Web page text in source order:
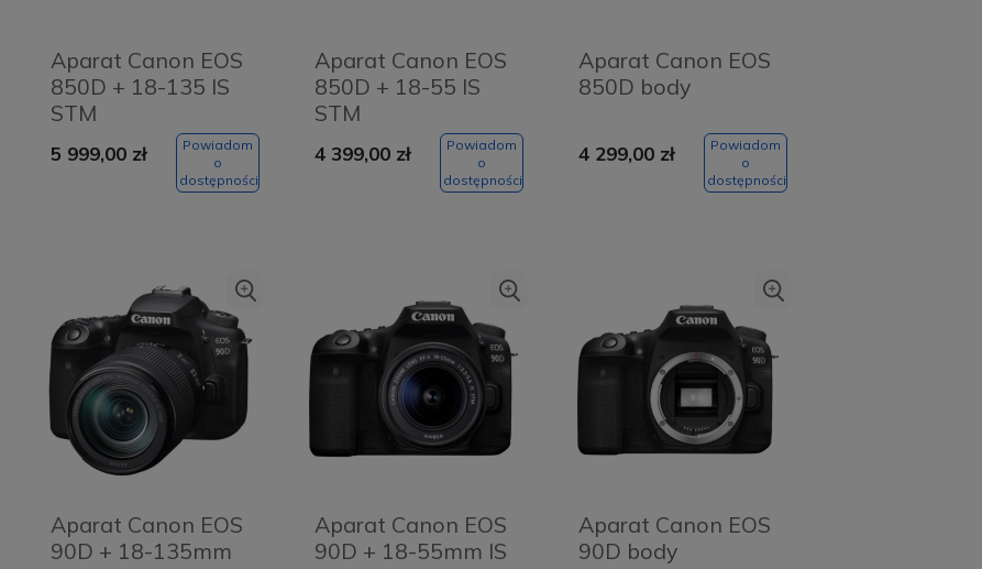
oklejanie prywatyzującą
folią ochronną
PanzerGlass - ekran
smartfona
104,30 zł
koszyka
Abee Sonic ST White
134,00 zł
179,00 zł
koszyka
Abee Sonic ST Ultra
126,00 zł
169,00 zł
Do
koszyka
Aparat Canon EOS
850D + 18-135 IS
STM
5 999,00 zł
Powiadom
o
dostępności
Aparat Canon EOS
850D + 18-55 IS
STM
4 399,00 zł
Powiadom
o
dostępności
Aparat Canon EOS
850D body
4 299,00 zł
Powiadom
o
dostępności
Aparat Canon EOS
90D + 18-135mm
Aparat Canon EOS
90D + 18-55mm IS
Aparat Canon EOS
90D body